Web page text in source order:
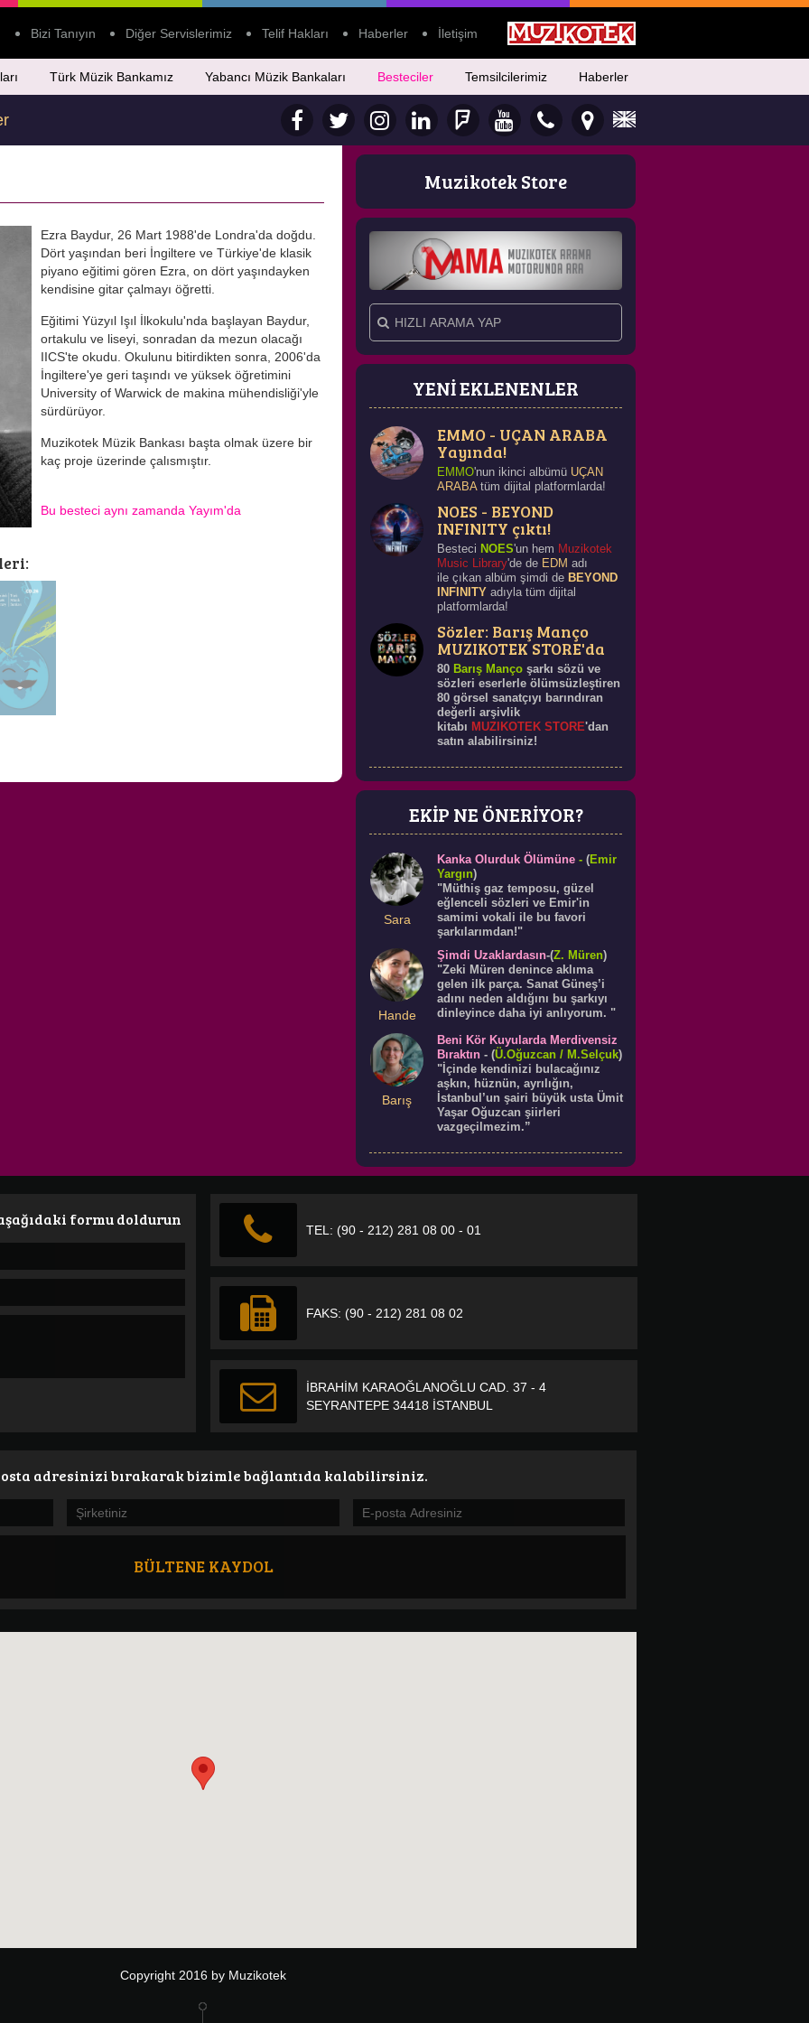
Bizi Tanıyın Diğer Servislerimiz Telif Hakları Haberler İletişim
Türk Müzik Bankamız Yabancı Müzik Bankaları Besteciler Temsilcilerimiz Haberler
Ezra Baydur, 26 Mart 1988'de Londra'da doğdu.
Dört yaşından beri İngiltere ve Türkiye'de klasik
piyano eğitimi gören Ezra, on dört yaşındayken
kendisine gitar çalmayı öğretti.
Eğitimi Yüzyıl Işıl İlkokulu'nda başlayan Baydur,
ortakulu ve liseyi, sonradan da mezun olacağı
IICS'te okudu. Okulunu bitirdikten sonra, 2006'da
İngiltere'ye geri taşındı ve yüksek öğretimini
University of Warwick de makina mühendisliği'yle
sürdürüyor.
Muzikotek Müzik Bankası başta olmak üzere bir
kaç proje üzerinde çalısmıştır.
Bu besteci aynı zamanda Yayım'da
Muzikotek Store
YENİ EKLENENLER
EMMO - UÇAN ARABA
Yayında!
EMMO'nun ikinci albümü UÇAN
ARABAtüm dijital platformlarda!
NOES - BEYOND
INFINITY çıktı!
Besteci NOES'un hem Muzikotek
Music Library'de de EDM adı
ile çıkan albüm şimdi de BEYOND
INFINITY adıyla tüm dijital
platformlarda!
Sözler: Barış Manço
MUZIKOTEK STORE'da
80 Barış Manço şarkı sözü ve
sözleri eserlerle ölümsüzleştiren
80 görsel sanatçıyı barındıran
değerli arşivlik
kitabı MUZIKOTEK STORE'dan
satın alabilirsiniz!
EKİP NE ÖNERİYOR?
Sara
Kanka Olurduk Ölümüne -(Emir
Yargın)
"Müthiş gaz temposu, güzel
eğlenceli sözleri ve Emir'in
samimi vokali ile bu favori
şarkılarımdan!"
Hande
Şimdi Uzaklardasın-(Z. Müren)
"Zeki Müren denince aklıma
gelen ilk parça. Sanat Güneş’i
adını neden aldığını bu şarkıyı
dinleyince daha iyi anlıyorum. "
Barış
Beni Kör Kuyularda Merdivensiz
Bıraktın -(Ü.Oğuzcan / M.Selçuk)
"İçinde kendinizi bulacağınız
aşkın, hüznün, ayrılığın,
İstanbul’un şairi büyük usta Ümit
Yaşar Oğuzcan şiirleri
vazgeçilmezim.”
formu doldurun
TEL: (90 - 212) 281 08 00 - 01
FAKS: (90 - 212) 281 08 02
İBRAHİM KARAOĞLANOĞLU CAD. 37 - 4
SEYRANTEPE 34418 İSTANBUL
adresinizi bırakarak bizimle bağlantıda kalabilirsiniz.
Copyright 2016 by Muzikotek